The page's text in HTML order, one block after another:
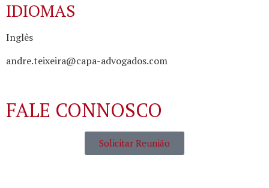
IDIOMAS
Inglês
andre.teixeira@capa-advogados.com
FALE CONNOSCO
Solicitar Reunião